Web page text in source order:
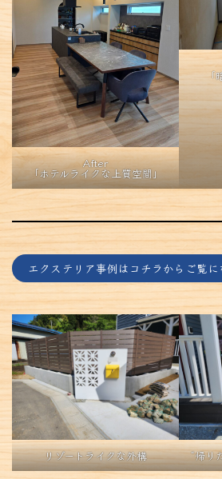
After
「ホテルライクな上質空間」
エクステリア事例はコチラからご覧に
リゾートライクな外構 “帰り